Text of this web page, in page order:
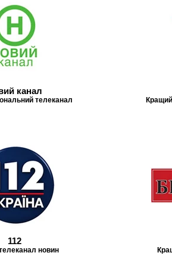
канал
телеканал
112
новин